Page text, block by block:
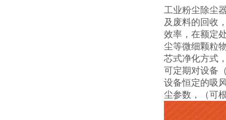
工业粉尘除尘
及废料的回收
效率，在额定
尘等微细颗粒
芯式净化方式
可定期对设备
设备恒定的吸
尘参数，（可